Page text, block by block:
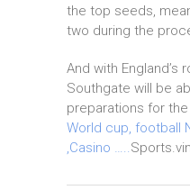
the top seeds,
two during the
And with England’s
Southgate will be
preparations for
World cup, football
,Casino …..Sports.vin